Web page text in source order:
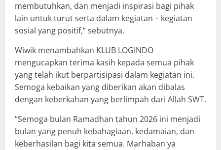
membutuhkan, dan menjadi inspirasi bagi pihak
lain untuk turut serta dalam kegiatan – kegiatan
sosial yang positif,” sebutnya.
Wiwik menambahkan KLUB LOGINDO
mengucapkan terima kasih kepada semua pihak
yang telah ikut berpartisipasi dalam kegiatan ini.
Semoga kebaikan yang diberikan akan dibalas
dengan keberkahan yang berlimpah dari Allah SWT.
“Semoga bulan Ramadhan tahun 2026 ini menjadi
bulan yang penuh kebahagiaan, kedamaian, dan
keberhasilan bagi kita semua. Marhaban ya